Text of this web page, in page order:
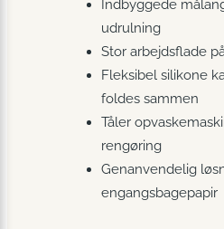
Indbyggede
udrulning
Stor arbejdsflade
Fleksibel silikone
foldes sammen
Tåler
rengøring
Genanvendelig
engangsbagepapir